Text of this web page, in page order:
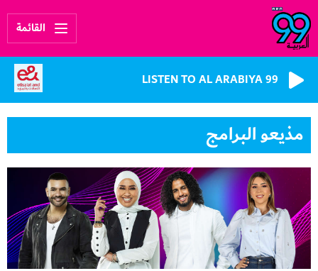
القائمة
LISTEN TO AL ARABIYA 99
مذيعو البرامج